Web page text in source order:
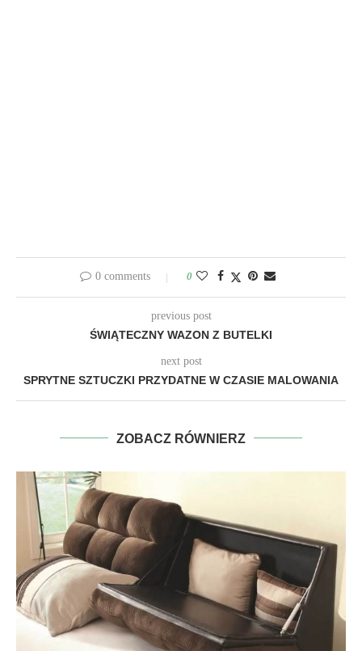
0 comments 0
previous post
ŚWIĄTECZNY WAZON Z BUTELKI
next post
SPRYTNE SZTUCZKI PRZYDATNE W CZASIE MALOWANIA
ZOBACZ RÓWNIERZ